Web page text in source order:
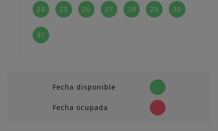
24 25 26 27 28 29 30
31
Fecha disponible
Fecha ocupada